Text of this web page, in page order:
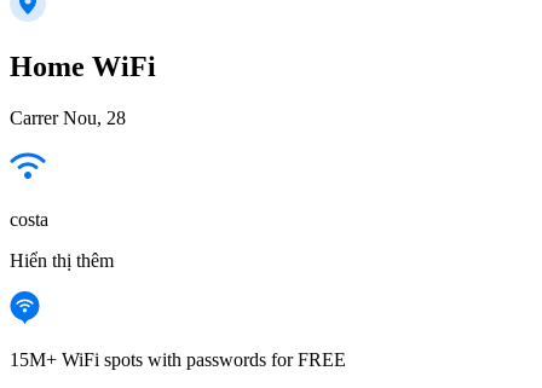
Home WiFi
Carrer Nou, 28
costa
Hiển thị thêm
15M+ WiFi spots with passwords for FREE